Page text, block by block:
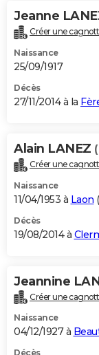
Jeanne
Créer une
Naissance
25/09/1917
Décès
27/11/2014 à la
Alain LANEZ
Créer une
Naissance
11/04/1953 à Laon (
Décès
19/08/2014 à
Jeannine
Créer une
Naissance
04/12/1927 à
Décès